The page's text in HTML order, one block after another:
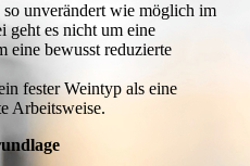
unverändert wie möglich im
geht es nicht um eine
eine bewusst reduzierte
fester Weintyp als eine
Arbeitsweise.